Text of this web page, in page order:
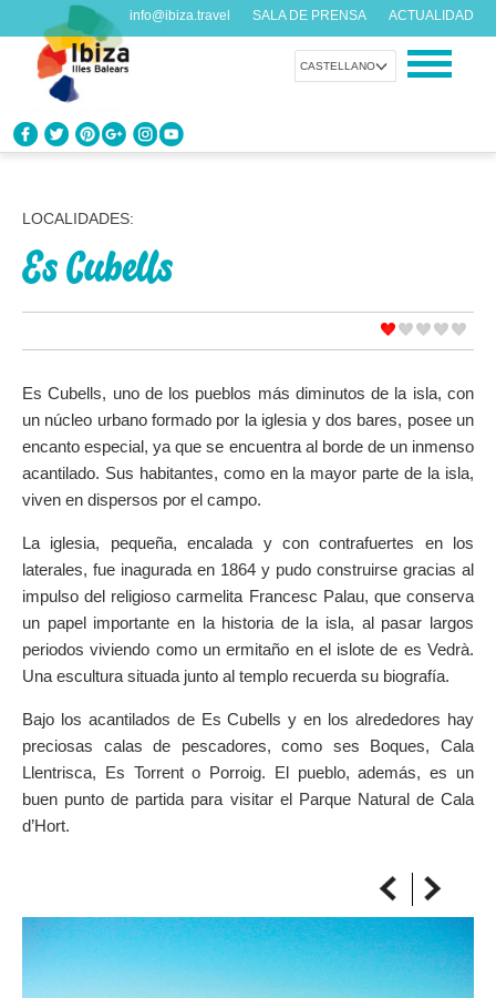
CASTELLANO
info@ibiza.travel SALA DE PRENSA ACTUALIDAD
DISFRUTA IBIZA
AGENDA
Datos prácticos antes de visitarnos
Llega siempre a tu destino
LOCALIDADES:
Es Cubells
Es Cubells, uno de los pueblos más diminutos de la isla, con
un núcleo urbano formado por la iglesia y dos bares, posee un
encanto especial, ya que se encuentra al borde de un inmenso
acantilado. Sus habitantes, como en la mayor parte de la isla,
viven en dispersos por el campo.
La iglesia, pequeña, encalada y con contrafuertes en los
laterales, fue inagurada en 1864 y pudo construirse gracias al
impulso del religioso carmelita Francesc Palau, que conserva
un papel importante en la historia de la isla, al pasar largos
periodos viviendo como un ermitaño en el islote de es Vedrà.
Una escultura situada junto al templo recuerda su biografía.
Bajo los acantilados de Es Cubells y en los alrededores hay
preciosas calas de pescadores, como ses Boques, Cala
Llentrisca, Es Torrent o Porroig. El pueblo, además, es un
buen punto de partida para visitar el Parque Natural de Cala
d’Hort.